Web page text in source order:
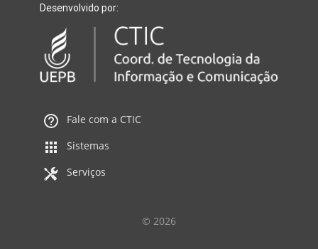
Desenvolvido por:
Fale com a CTIC
Sistemas
Serviços
© 2026